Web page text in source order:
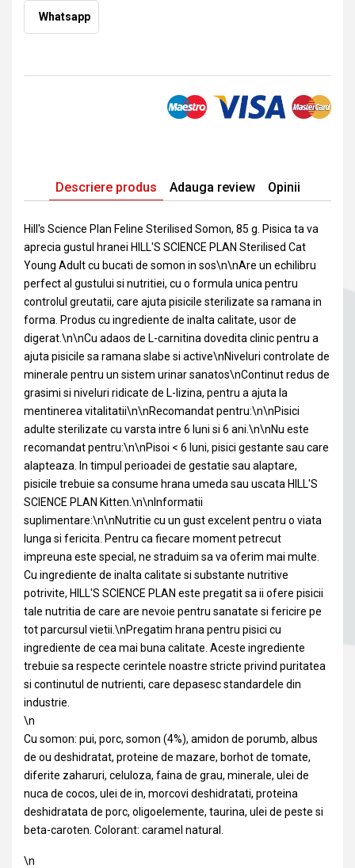
Descriere produs Adauga review Opinii
Hill's Science Plan Feline Sterilised Somon, 85 g. Pisica ta va
aprecia gustul hranei HILL'S SCIENCE PLAN Sterilised Cat
Young Adult cu bucati de somon in sos\n\nAre un echilibru
perfect al gustului si nutritiei, cu o formula unica pentru
controlul greutatii, care ajuta pisicile sterilizate sa ramana in
forma. Produs cu ingrediente de inalta calitate, usor de
digerat.\n\nCu adaos de L-carnitina dovedita clinic pentru a
ajuta pisicile sa ramana slabe si active\nNiveluri controlate de
minerale pentru un sistem urinar sanatos\nContinut redus de
grasimi si niveluri ridicate de L-lizina, pentru a ajuta la
mentinerea vitalitatii\n\nRecomandat pentru:\n\nPisici
adulte sterilizate cu varsta intre 6 luni si 6 ani.\n\nNu este
recomandat pentru:\n\nPisoi < 6 luni, pisici gestante sau care
alapteaza. In timpul perioadei de gestatie sau alaptare,
pisicile trebuie sa consume hrana umeda sau uscata HILL'S
SCIENCE PLAN Kitten.\n\nInformatii
suplimentare:\n\nNutritie cu un gust excelent pentru o viata
lunga si fericita. Pentru ca fiecare moment petrecut
impreuna este special, ne straduim sa va oferim mai multe.
Cu ingrediente de inalta calitate si substante nutritive
potrivite, HILL'S SCIENCE PLAN este pregatit sa ii ofere pisicii
tale nutritia de care are nevoie pentru sanatate si fericire pe
tot parcursul vietii.\nPregatim hrana pentru pisici cu
ingrediente de cea mai buna calitate. Aceste ingrediente
trebuie sa respecte cerintele noastre stricte privind puritatea
si continutul de nutrienti, care depasesc standardele din
industrie.
\n
Cu somon: pui, porc, somon (4%), amidon de porumb, albus
de ou deshidratat, proteine de mazare, borhot de tomate,
diferite zaharuri, celuloza, faina de grau, minerale, ulei de
nuca de cocos, ulei de in, morcovi deshidratati, proteina
deshidratata de porc, oligoelemente, taurina, ulei de peste si
beta-caroten. Colorant: caramel natural.
\n
Whatsapp